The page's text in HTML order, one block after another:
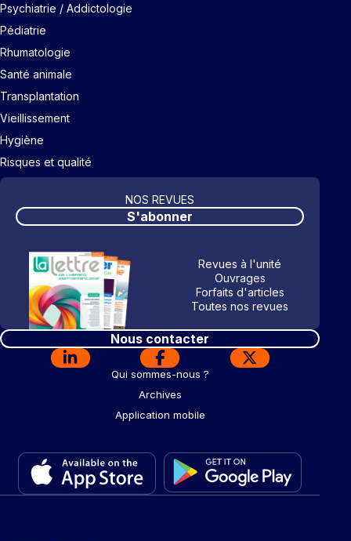
Psychiatrie / Addictologie
Pédiatrie
Rhumatologie
Santé animale
Transplantation
Vieillissement
Hygiène
Risques et qualité
NOS REVUES
S'abonner
Revues à l'unité
Ouvrages
Forfaits d'articles
Toutes nos revues
Nous contacter
Qui sommes-nous ?
Archives
Application mobile